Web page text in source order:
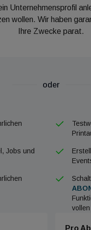
Unternehmensprofil
wollen. Wir haben
Ihre Zwecke parat.
oder
Jobs und